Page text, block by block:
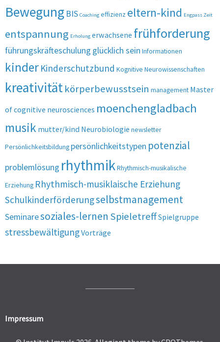
Bewegung BIS Coaching effizienz eltern-kind Engpass Zeit
entspannung Erholung erwachsene frühforderung
führungskräfteschulung glücklich sein Informationen
kinder Kinderschutzbund Kognitive Neurowissenschaften
kreativitätkörperbewusstsein management Master
of cognitive neurosciences moenchengladbach
musik mutter/kind Neurobiologie newsletter
Persönlichkeitsbildung persönlichkeitstypen potenzial
problemlösung rhythmikRhythmisch-musikalische
Erziehung Rhythmisch-musiklaische Erziehung
Schulkinderförderungselbstmanagement
Seminaresoziales-lernen SpieletreffSpielgruppe
stressbewältigungVorträge
Impressum